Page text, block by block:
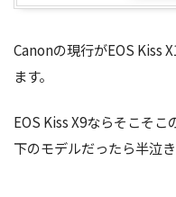
Canonの現行がEOS Kiss
ます。
EOS Kiss X9ならそこそ
下のモデルだったら半泣き